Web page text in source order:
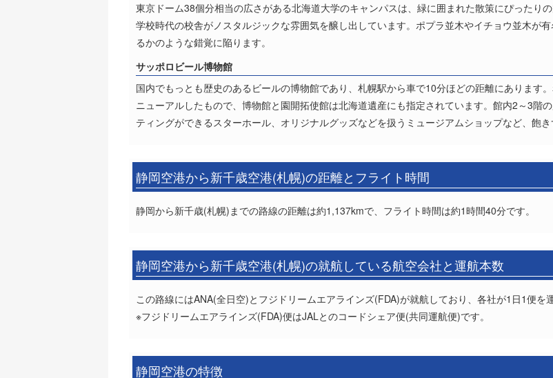
東京ドーム38個分相当の広さがある北海道大学のキャンパスは、緑に囲まれた散策にぴったり
学校時代の校舎がノスタルジックな雰囲気を醸し出しています。ポプラ並木やイチョウ並木が
るかのような錯覚に陥ります。
サッポロビール博物館
国内でもっとも歴史のあるビールの博物館であり、札幌駅から車で10分ほどの距離にあります
ニューアルしたもので、博物館と園開拓使館は北海道遺産にも指定されています。館内2～3階
ティングができるスターホール、オリジナルグッズなどを扱うミュージアムショップなど、飽き
静岡空港から新千歳空港(札幌)の距離とフライト時間
静岡から新千歳(札幌)までの路線の距離は約1,137kmで、フライト時間は約1時間40分です。
静岡空港から新千歳空港(札幌)の就航している航空会社と運航本数
この路線にはANA(全日空)とフジドリームエアラインズ(FDA)が就航しており、各社が1日1便を
※フジドリームエアラインズ(FDA)便はJALとのコードシェア便(共同運航便)です。
静岡空港の特徴